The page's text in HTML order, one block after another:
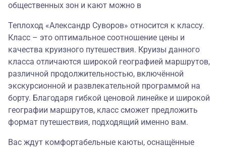
общественных зон и кают можно в
Теплоход «Александр Суворов» относится к классу.
Класс – это оптимальное соотношение цены и
качества круизного путешествия. Круизы данного
класса отличаются широкой географией маршрутов,
различной продолжительностью, включённой
экскурсионной и развлекательной программой на
борту. Благодаря гибкой ценовой линейке и широкой
географии маршрутов, класс сможет предложить
формат путешествия, подходящий именно вам.
Вас ждут комфортабельные каюты, оснащённые